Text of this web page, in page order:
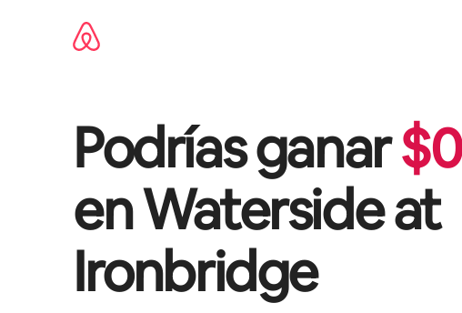
Podrías ganar$0
enWaterside at
Ironbridge